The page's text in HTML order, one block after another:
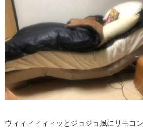
ウィィィィィィッとジョジョ風にリモコ